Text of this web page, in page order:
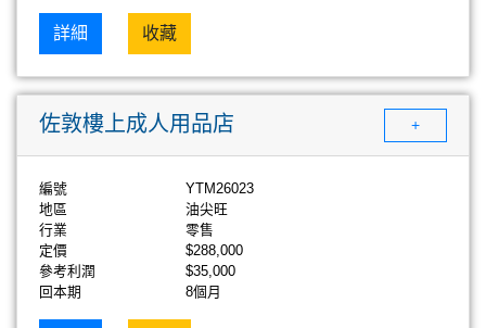
詳細 收藏
佐敦樓上成人用品店 +
編號
YTM26023
地區
油尖旺
行業
零售
定價
$288,000
參考利潤
$35,000
回本期
8個月